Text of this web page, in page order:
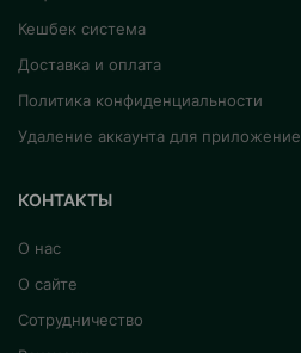
Кешбек система
Доставка и оплата
Политика конфиденциальности
Удаление аккаунта для приложение
КОНТАКТЫ
О нас
О сайте
Сотрудничество